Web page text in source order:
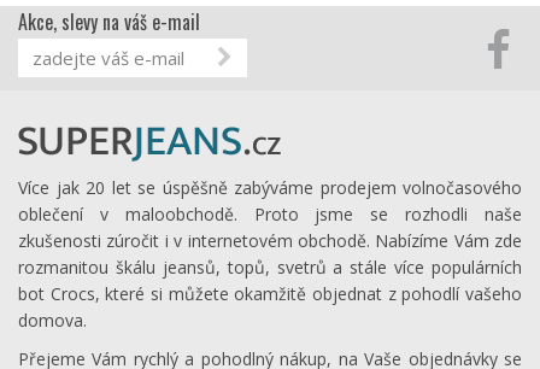
Akce, slevy na váš e-mail
Více jak 20 let se úspěšně zabýváme prodejem volnočasového
oblečení v maloobchodě. Proto jsme se rozhodli naše
zkušenosti zúročit i v internetovém obchodě. Nabízíme Vám zde
rozmanitou škálu jeansů, topů, svetrů a stále více populárních
bot Crocs, které si můžete okamžitě objednat z pohodlí vašeho
domova.
Přejeme Vám rychlý a pohodlný nákup, na Vaše objednávky se